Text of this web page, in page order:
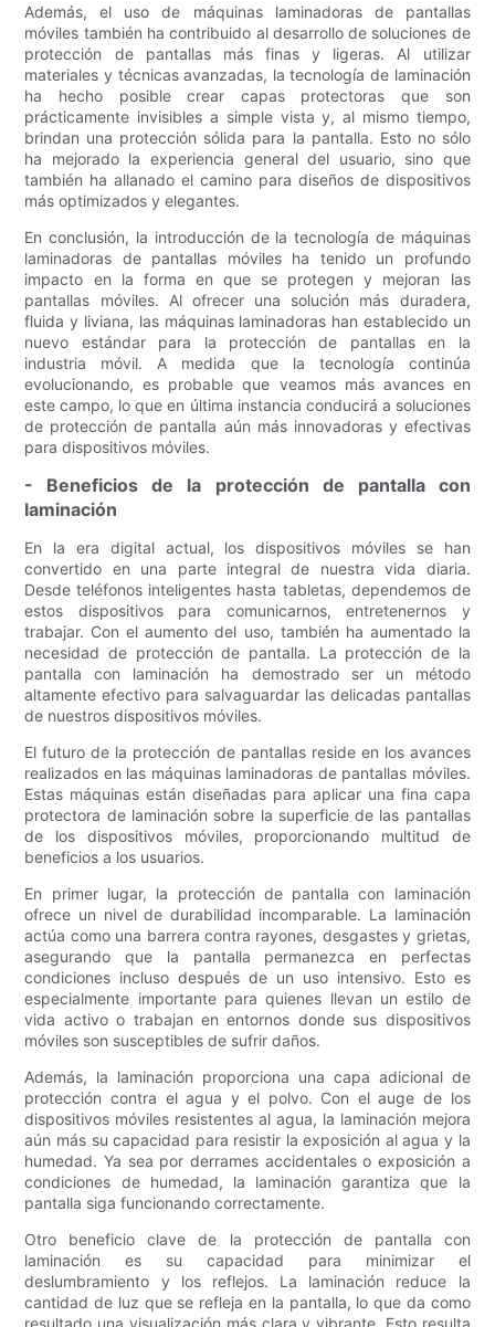
Además, el uso de máquinas laminadoras de pantallas
móviles también ha contribuido al desarrollo de soluciones de
protección de pantallas más finas y ligeras. Al utilizar
materiales y técnicas avanzadas, la tecnología de laminación
ha hecho posible crear capas protectoras que son
prácticamente invisibles a simple vista y, al mismo tiempo,
brindan una protección sólida para la pantalla. Esto no sólo
ha mejorado la experiencia general del usuario, sino que
también ha allanado el camino para diseños de dispositivos
más optimizados y elegantes.
En conclusión, la introducción de la tecnología de máquinas
laminadoras de pantallas móviles ha tenido un profundo
impacto en la forma en que se protegen y mejoran las
pantallas móviles. Al ofrecer una solución más duradera,
fluida y liviana, las máquinas laminadoras han establecido un
nuevo estándar para la protección de pantallas en la
industria móvil. A medida que la tecnología continúa
evolucionando, es probable que veamos más avances en
este campo, lo que en última instancia conducirá a soluciones
de protección de pantalla aún más innovadoras y efectivas
para dispositivos móviles.
- Beneficios de la protección de pantalla con
laminación
En la era digital actual, los dispositivos móviles se han
convertido en una parte integral de nuestra vida diaria.
Desde teléfonos inteligentes hasta tabletas, dependemos de
estos dispositivos para comunicarnos, entretenernos y
trabajar. Con el aumento del uso, también ha aumentado la
necesidad de protección de pantalla. La protección de la
pantalla con laminación ha demostrado ser un método
altamente efectivo para salvaguardar las delicadas pantallas
de nuestros dispositivos móviles.
El futuro de la protección de pantallas reside en los avances
realizados en las máquinas laminadoras de pantallas móviles.
Estas máquinas están diseñadas para aplicar una fina capa
protectora de laminación sobre la superficie de las pantallas
de los dispositivos móviles, proporcionando multitud de
beneficios a los usuarios.
En primer lugar, la protección de pantalla con laminación
ofrece un nivel de durabilidad incomparable. La laminación
actúa como una barrera contra rayones, desgastes y grietas,
asegurando que la pantalla permanezca en perfectas
condiciones incluso después de un uso intensivo. Esto es
especialmente importante para quienes llevan un estilo de
vida activo o trabajan en entornos donde sus dispositivos
móviles son susceptibles de sufrir daños.
Además, la laminación proporciona una capa adicional de
protección contra el agua y el polvo. Con el auge de los
dispositivos móviles resistentes al agua, la laminación mejora
aún más su capacidad para resistir la exposición al agua y la
humedad. Ya sea por derrames accidentales o exposición a
condiciones de humedad, la laminación garantiza que la
pantalla siga funcionando correctamente.
Otro beneficio clave de la protección de pantalla con
laminación es su capacidad para minimizar el
deslumbramiento y los reflejos. La laminación reduce la
cantidad de luz que se refleja en la pantalla, lo que da como
resultado una visualización más clara y vibrante. Esto resulta